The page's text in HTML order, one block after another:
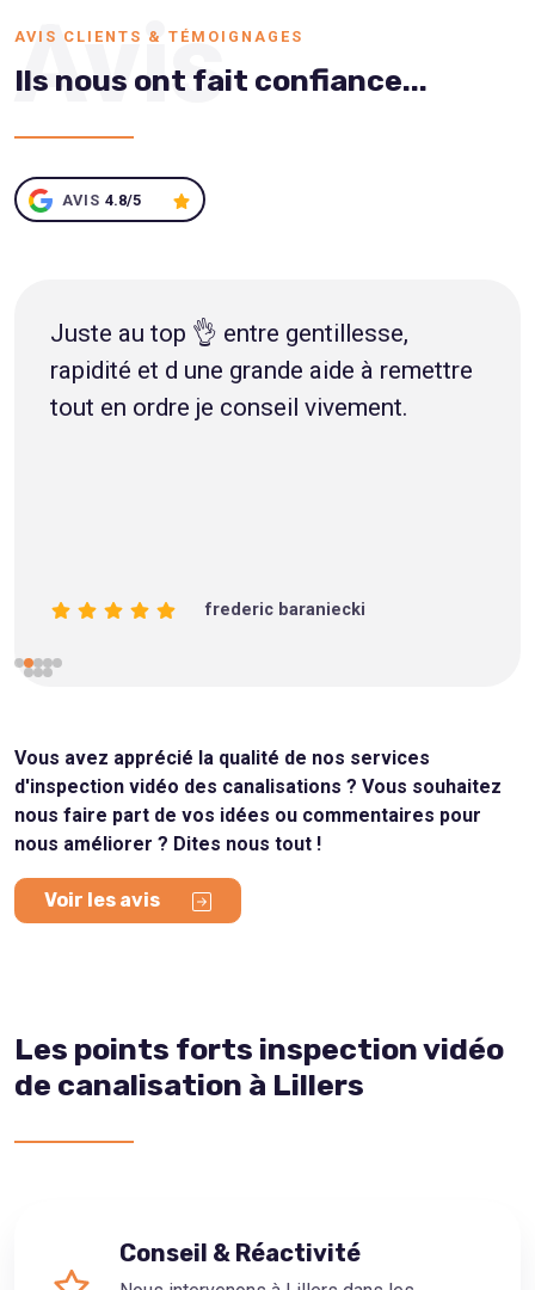
Avis
AVIS CLIENTS & TÉMOIGNAGES
Ils nous ont fait confiance...
AVIS 4.8/5
Juste au top 👌 entre gentillesse,
rapidité et d une grande aide à remettre
tout en ordre je conseil vivement.
frederic baraniecki
Vous avez apprécié la qualité de nos services
d'inspection vidéo des canalisations ? Vous souhaitez
nous faire part de vos idées ou commentaires pour
nous améliorer ? Dites nous tout !
Voir les avis
Les points forts inspection vidéo
de canalisation à Lillers
Conseil & Réactivité